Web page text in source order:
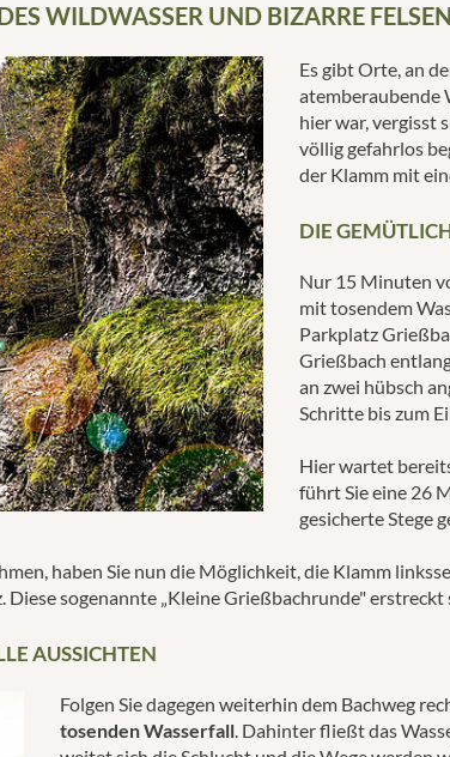
WILDWASSER UND BIZARRE FELSEN
Es gibt Orte, an
atemberaubende
hier war, vergisst
völlig gefahrlos
der Klamm mit
DIE
Nur 15 Minuten
mit tosendem
Parkplatz
Grießbach
an zwei hübsch
Schritte bis zum
Hier wartet
führt Sie eine 26
gesicherte Stege
haben Sie nun die Möglichkeit, die Klamm
sogenannte „Kleine Grießbachrunde"
AUSSICHTEN
Folgen Sie dagegen weiterhin dem Bachweg
tosenden Wasserfall. Dahinter fließt das